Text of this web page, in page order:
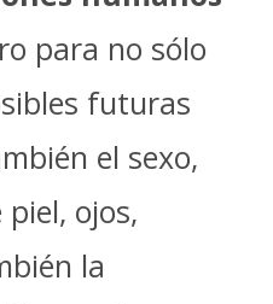
para no sólo
futuras
el sexo,
ojos,
la